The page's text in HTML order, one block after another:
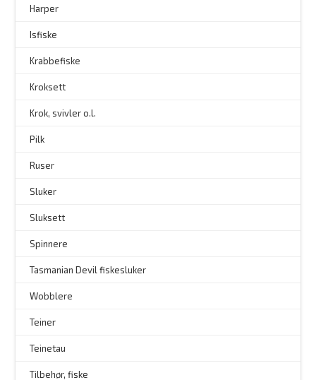
Harper
Isfiske
Krabbefiske
Kroksett
Krok, svivler o.l.
Pilk
Ruser
Sluker
Sluksett
Spinnere
Tasmanian Devil fiskesluker
Wobblere
Teiner
Teinetau
Tilbehør, fiske